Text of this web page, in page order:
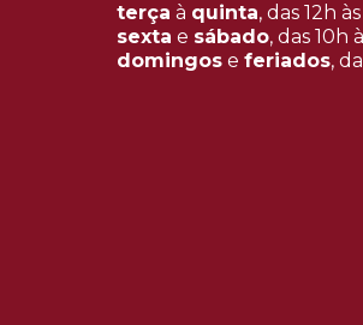
terça à quinta, das 12h
sexta e sábado, das 10h
domingos eferiados,